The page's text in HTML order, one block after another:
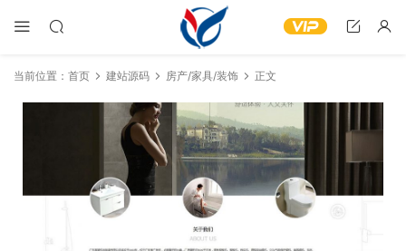
当前位置： 首页 建站源码 房产/家具/装饰 正文